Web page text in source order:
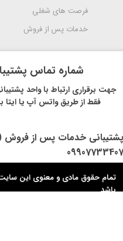
فرصت های شغلی
خدمات پس از فروش
​شماره تماس پشتیبانی :
​​جهت برقراری ارتباط با واحد
فقط از طریق واتس آپ یا ایتا با شماره 09914118710
​پشتیبانی خدمات پس از فروش
09907733407
تمام حقوق مادی و معنوی این
باشد.​​​​​​​